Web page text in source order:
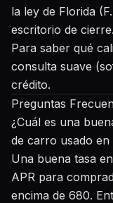
la ley de Florida
escritorio de cierre.
Para saber qué
consulta suave
crédito.
Preguntas
¿Cuál es una
de carro usado en
Una buena tasa
APR para
encima de 680.